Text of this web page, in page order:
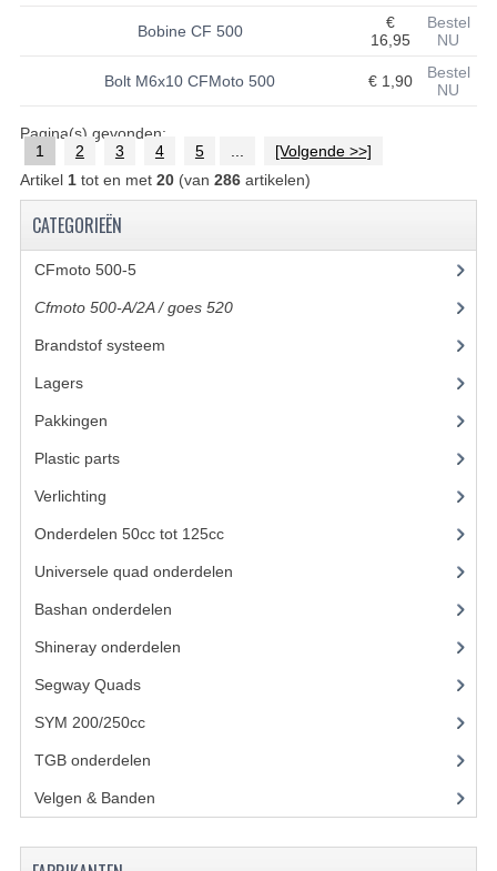
GEREEDSCHAP
BASHAN 250-11B
Bobine CF 500
€
16,95
Bestel
NU
Bolt M6x10 CFMoto 500 € 1,90
Bestel
NU
Pagina(s) gevonden:
1
2 3 4 5
[Volgende >>]
Artikel 1tot en met 20(van 286artikelen)
CATEGORIEËN
CFmoto 500-5(5)
Cfmoto 500-A/2A / goes 520(347)
Brandstof systeem
Lagers(12)
Pakkingen
Plastic parts(22)
Verlichting
Onderdelen 50cc tot 125cc(49)
Universele quad onderdelen
Bashan onderdelen
Shineray onderdelen
Segway Quads(6)
SYM 200/250cc(15)
TGB onderdelen
Velgen & Banden